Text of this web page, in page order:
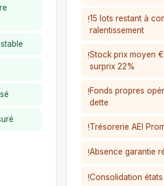
!15 lots restant à
ralentissement
!Stock prix moyen
surprix 22%
!Fonds propres
dette
!Trésorerie AEI
!Absence garantie
!Consolidation